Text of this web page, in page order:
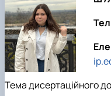
Тема дисертаційного